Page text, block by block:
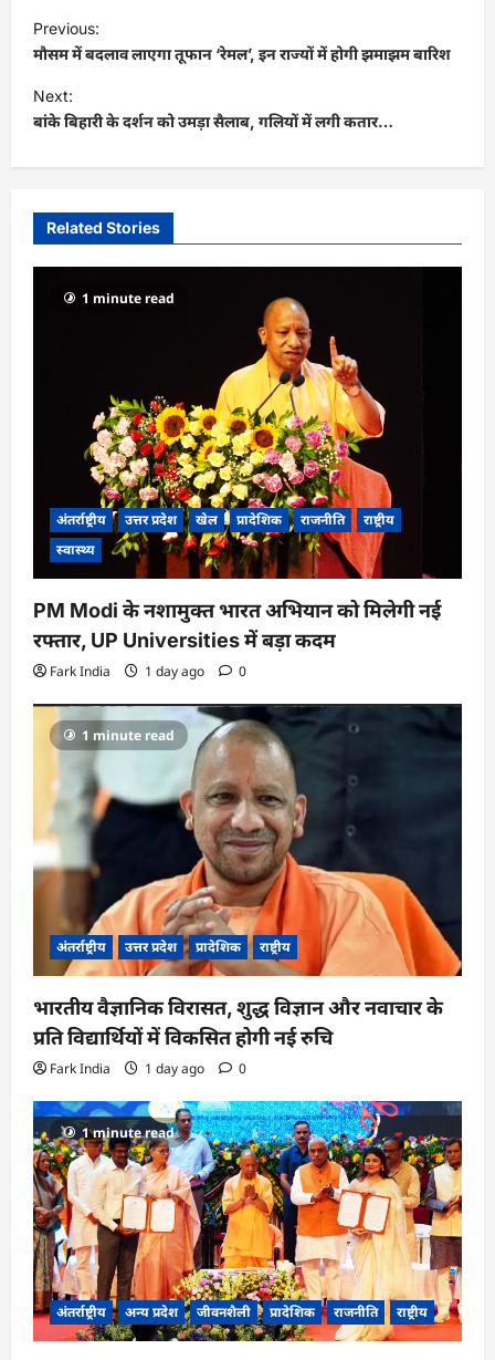
P
o
s
t
v
Previous:
मौसम में बदलाव लाएगा तूफान ‘रेमल’, इन राज्यों में होगी झमाझम बारिश
Next:
बांके बिहारी के दर्शन को उमड़ा सैलाब, गलियों में लगी कतार…
Related Stories
1 minute read
अंतर्राष्ट्रीय उत्तर प्रदेश खेल प्रादेशिक राजनीति
राष्ट्रीय
स्वास्थ्य
PM Modi के नशामुक्त भारत अभियान को मिलेगी नई
रफ्तार, UP Universities में बड़ा कदम
Fark India 1 day ago 0
1 minute read
अंतर्राष्ट्रीय उत्तर प्रदेश प्रादेशिक राष्ट्रीय
भारतीय वैज्ञानिक विरासत, शुद्ध विज्ञान और नवाचार के
प्रति विद्यार्थियों में विकसित होगी नई रुचि
Fark India 1 day ago 0
1 minute read
अंतर्राष्ट्रीय अन्य प्रदेश जीवनशैली प्रादेशिक राजनीति राष्ट्रीय